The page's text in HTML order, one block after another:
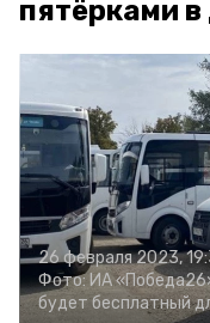
пятёрками
26 февраля 2023,
Фото: ИА
будет бесплатный